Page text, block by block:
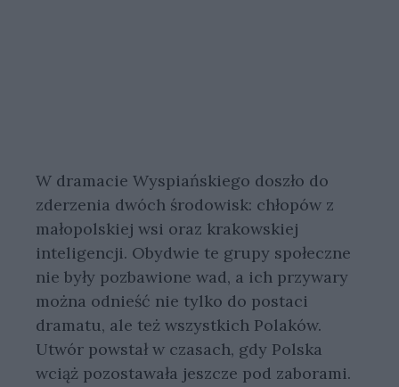
W dramacie Wyspiańskiego doszło do
zderzenia dwóch środowisk: chłopów z
małopolskiej wsi oraz krakowskiej
inteligencji. Obydwie te grupy społeczne
nie były pozbawione wad, a ich przywary
można odnieść nie tylko do postaci
dramatu, ale też wszystkich Polaków.
Utwór powstał w czasach, gdy Polska
wciąż pozostawała jeszcze pod zaborami.